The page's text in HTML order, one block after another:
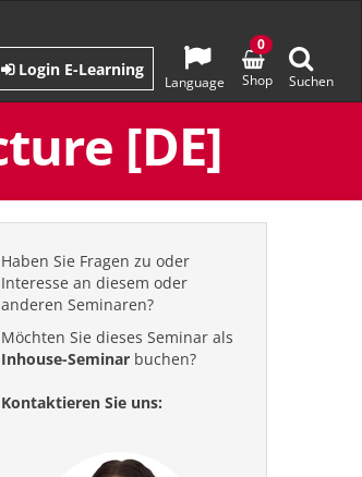
Language
Login E-Learning
Shop
0
Suchen
[DE]
Haben Sie Fragen zu oder
Interesse an diesem oder
anderen Seminaren?
Möchten Sie dieses Seminar als
Inhouse-Seminar buchen?
Kontaktieren Sie uns: